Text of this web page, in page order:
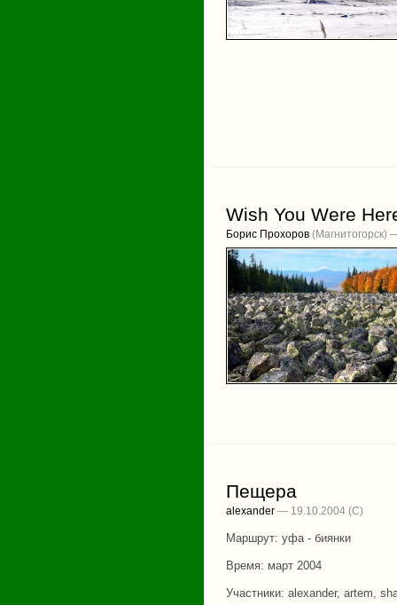
Wish You Were
Борис Прохоров (Магнитогорск)
Пещера
alexander — 19.10.2004
Маршрут: уфа - биянки
Время: март 2004
Участники: alexander, artem,